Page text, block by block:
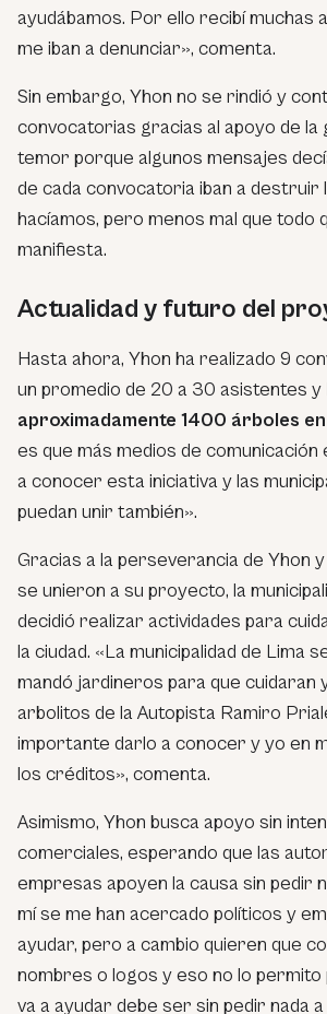
ayudábamos. Por ello recibí muchas
me iban a denunciar», comenta.
Sin embargo, Yhon no se rindió y
convocatorias gracias al apoyo de la
temor porque algunos mensajes
de cada convocatoria iban a
hacíamos, pero menos mal que todo
manifiesta.
Actualidad y futuro del
Hasta ahora, Yhon ha realizado 9
un promedio de 20 a 30 asistentes y
aproximadamente 1400 árboles en
es que más medios de comunicación
a conocer esta iniciativa y las
puedan unir también».
Gracias a la perseverancia de Yhon
se unieron a su proyecto, la
decidió realizar actividades para
la ciudad. «La municipalidad de Lima
mandó jardineros para que cuidaran
arbolitos de la Autopista Ramiro
importante darlo a conocer y yo en
los créditos», comenta.
Asimismo, Yhon busca apoyo sin
comerciales, esperando que las
empresas apoyen la causa sin pedir
mí se me han acercado políticos y
ayudar, pero a cambio quieren que
nombres o logos y eso no lo permito
va a ayudar debe ser sin pedir nada a